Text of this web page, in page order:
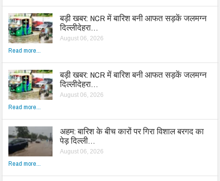
बड़ी खबर: NCR में बारिश बनी आफत सड़कें जलमग्न
दिल्लीदेहरा…
August 06, 2026
Read more...
बड़ी खबर: NCR में बारिश बनी आफत सड़कें जलमग्न
दिल्लीदेहरा…
August 06, 2026
Read more...
अहम: बारिश के बीच कारों पर गिरा विशाल बरगद का
पेड़ दिल्ली…
August 06, 2026
Read more...